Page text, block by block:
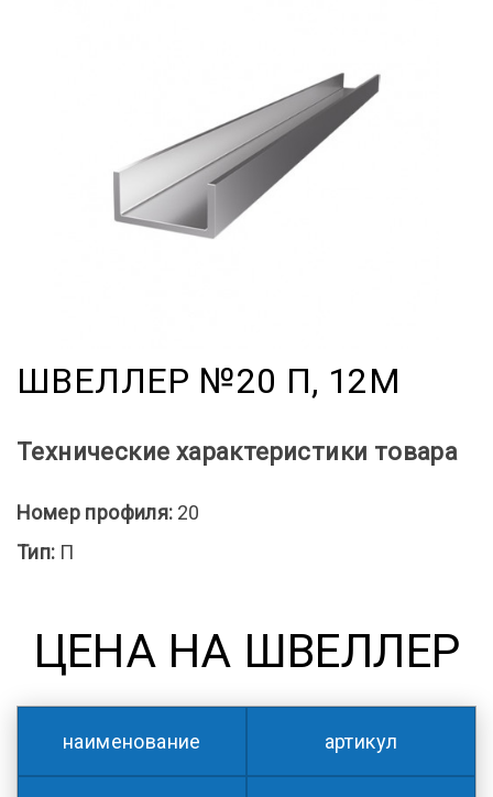
ШВЕЛЛЕР №20 П, 12М
Технические характеристики товара
Номер профиля: 20
Тип: П
ЦЕНА НА ШВЕЛЛЕР
наименование артикул